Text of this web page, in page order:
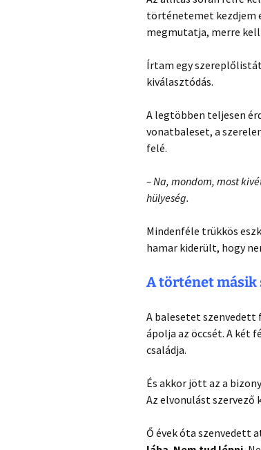
történetemet kezdjem
megmutatja, merre
Írtam egy
kiválasztódás.
A legtöbben teljesen
vonatbaleset, a
felé.
– Na, mondom, most
hülyeség.
Mindenféle trükkös
hamar kiderült, hogy
A történet másik
A balesetet
ápolja az öccsét. A két
családja.
És akkor jött az a
Az elvonulást szervező
Ő évek óta szenvedett